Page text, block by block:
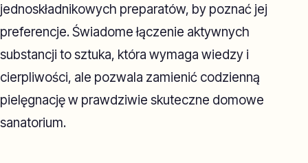
jednoskładnikowych preparatów, by poznać jej
preferencje. Świadome łączenie aktywnych
substancji to sztuka, która wymaga wiedzy i
cierpliwości, ale pozwala zamienić codzienną
pielęgnację w prawdziwie skuteczne domowe
sanatorium.